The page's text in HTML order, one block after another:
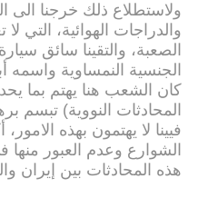
ولاستطلاع ذلك خرجنا الى
والدراجات الهوائية، التي
الصعبة، والتقينا سائق
الجنسية النمساوية واسمه
كان الشعب هنا يهتم بما
المحادثات النووية) تبسم
فيينا لا يهتمون بهذه
الشوارع وعدم العبور
هذه المحادثات بين إيران